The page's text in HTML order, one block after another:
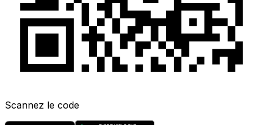
Scannez le code